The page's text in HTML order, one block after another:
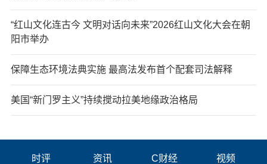
“红山文化连古今 文明对话向未来”2026红山文化大会在朝
阳市举办
保障生态环境法典实施 最高法发布首个配套司法解释
美国“新门罗主义”持续搅动拉美地缘政治格局
时评 资讯 C财经 视频